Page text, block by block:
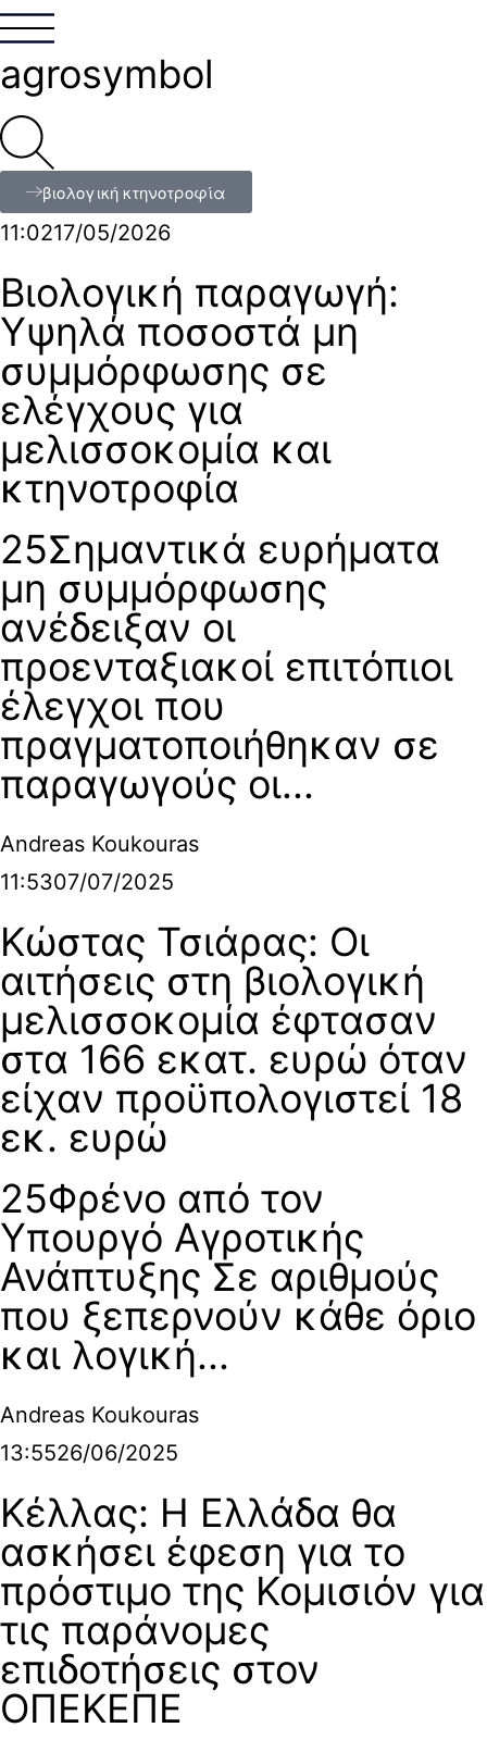
agrosymbol
βιολογική κτηνοτροφία
11:0217/05/2026
Βιολογική παραγωγή:
Υψηλά ποσοστά μη
συμμόρφωσης σε
ελέγχους για
μελισσοκομία και
κτηνοτροφία
25Σημαντικά ευρήματα
μη συμμόρφωσης
ανέδειξαν οι
προενταξιακοί επιτόπιοι
έλεγχοι που
πραγματοποιήθηκαν σε
παραγωγούς οι...
Andreas Koukouras
11:5307/07/2025
Κώστας Τσιάρας: Οι
αιτήσεις στη βιολογική
μελισσοκομία έφτασαν
στα 166 εκατ. ευρώ όταν
είχαν προϋπολογιστεί 18
εκ. ευρώ
25Φρένο από τον
Υπουργό Αγροτικής
Ανάπτυξης Σε αριθμούς
που ξεπερνούν κάθε όριο
και λογική...
Andreas Koukouras
13:5526/06/2025
Κέλλας: Η Ελλάδα θα
ασκήσει έφεση για το
πρόστιμο της Κομισιόν για
τις παράνομες
επιδοτήσεις στον
ΟΠΕΚΕΠΕ